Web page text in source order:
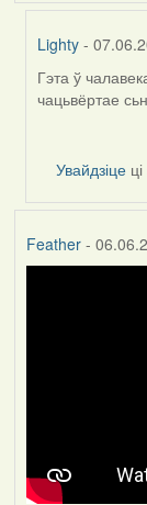
Lighty -
In
reply
Harrier
Гэта ў
чацьвёртае
Увайдзіце ці
Feather-